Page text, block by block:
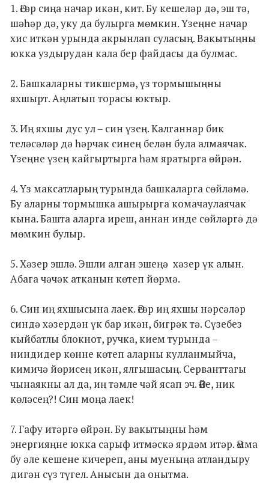
1. Әгәр сиңа начар икән, кит. Бу кешеләр дә, эш тә,
шәһәр дә, уку да булырга мөмкин. Үзеңне начар
хис иткән урында акрынлап суласың. Вакытыңны
юкка уздырудан кала бер файдасы да булмас.
2. Башкаларны тикшермә, үз тормышыңны
яхшырт. Аңлатып торасы юктыр.
3. Иң яхшы дус ул – син үзең. Калганнар бик
теләсәләр дә һәрчак синең белән була алмаячак.
Үзеңне үзең кайгыртырга һәм яратырга өйрән.
4. Үз максатларың турында башкаларга сөйләмә.
Бу аларны тормышка ашырырга комачаулаячак
кына. Башта аларга иреш, аннан инде сөйләргә дә
мөмкин булыр.
5. Хәзер эшлә. Эшли алган эшеңә хәзер үк алын.
Абага чәчәк атканын көтеп йөрмә.
6. Син иң яхшысына лаек. Әгәр иң яхшы нәрсәләр
синдә хәзердән үк бар икән, бигрәк тә. Сүзебез
кыйбатлы блокнот, ручка, кием турында –
ниндидер көнне көтеп аларны кулланмыйча,
кимичә йөрисең икән, ялгышасың. Серванттагы
чынаякны ал да, иң тәмле чәй ясап эч. Әйе, ник
көләсең?! Син моңа лаек!
7. Гафу итәргә өйрән. Бу вакытыңны һәм
энергияңне юкка сарыф итмәскә ярдәм итәр. Әмма
бу әле кешене кичереп, аны муеныңа атландыру
дигән сүз түгел. Анысын да онытма.